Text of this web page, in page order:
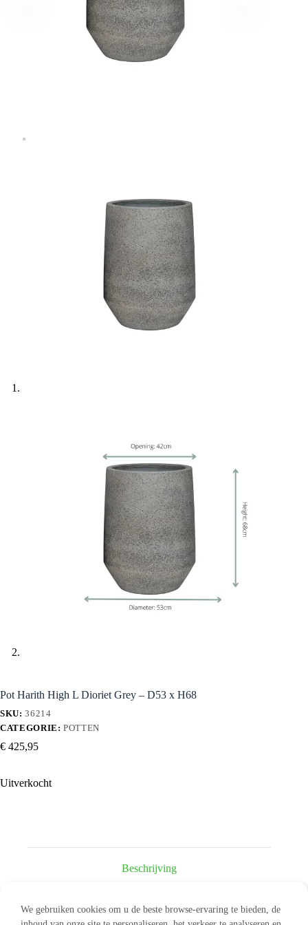
Pot Harith High L Dioriet Grey – D53 x H68
SKU:36214
CATEGORIE:POTTEN
€ 425,95
Uitverkocht
Beschrijving
We gebruiken cookies om u de beste browse-ervaring te bieden, de